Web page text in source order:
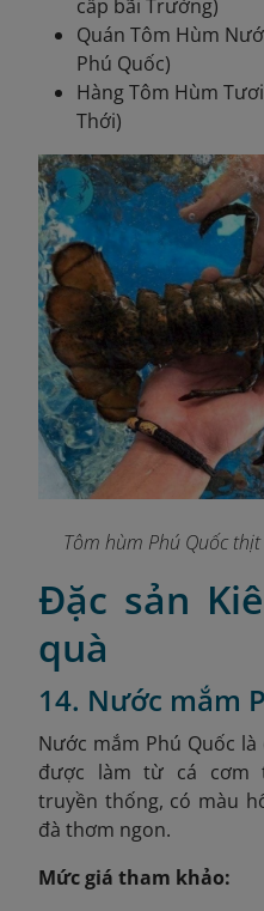
cấp bãi Trường)
Quán Tôm Hùm
Phú Quốc)
Hàng Tôm Hùm
Thới)
Tôm hùm Phú Quốc
Đặc sản
quà
14. Nước mắm
Nước mắm Phú Quốc
được làm từ cá cơm
truyền thống, có màu
đà thơm ngon.
Mức giá tham khảo: